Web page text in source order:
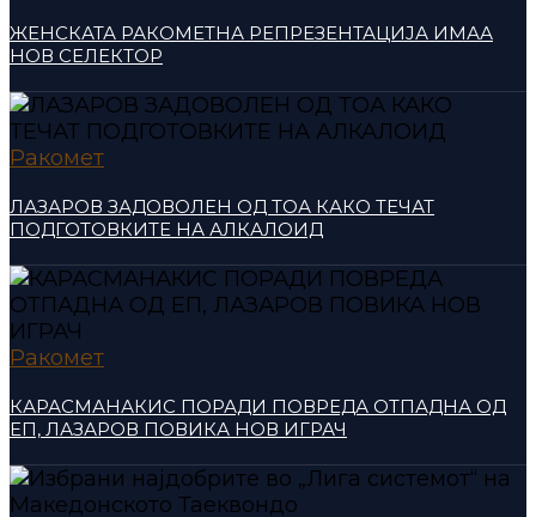
ЖЕНСКАТА РАКОМЕТНА РЕПРЕЗЕНТАЦИЈА ИМАА
НОВ СЕЛЕКТОР
Ракомет
ЛАЗАРОВ ЗАДОВОЛЕН ОД ТОА КАКО ТЕЧАТ
ПОДГОТОВКИТЕ НА АЛКАЛОИД
Ракомет
КАРАСМАНАКИС ПОРАДИ ПОВРЕДА ОТПАДНА ОД
ЕП, ЛАЗАРОВ ПОВИКА НОВ ИГРАЧ